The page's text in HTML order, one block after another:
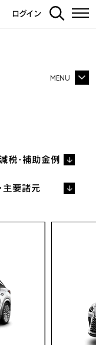
ログイン
MENU
サポート
オプション
税・補助金例
主要諸元